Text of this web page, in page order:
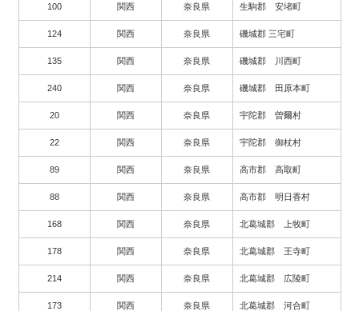
100 関西 奈良県 生駒郡 安堵町
124 関西 奈良県 磯城郡 三宅町
135 関西 奈良県 磯城郡 川西町
240 関西 奈良県 磯城郡 田原本町
20 関西 奈良県 宇陀郡 曽爾村
22 関西 奈良県 宇陀郡 御杖村
89 関西 奈良県 高市郡 高取町
88 関西 奈良県 高市郡 明日香村
168 関西 奈良県 北葛城郡 上牧町
178 関西 奈良県 北葛城郡 王寺町
214 関西 奈良県 北葛城郡 広陵町
173 関西 奈良県 北葛城郡 河合町